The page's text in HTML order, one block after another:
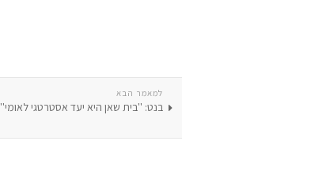
למאמר הבא
בנט: ''בית שאן היא יעד אסטרטגי לאומי''